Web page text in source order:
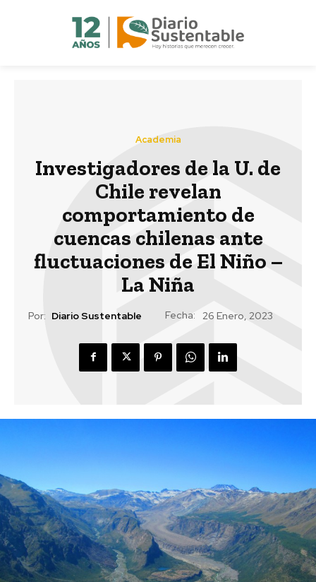
Academia
Investigadores de la U. de
Chile revelan
comportamiento de
cuencas chilenas ante
fluctuaciones de El Niño –
La Niña
Por: Diario Sustentable Fecha: 26 Enero, 2023